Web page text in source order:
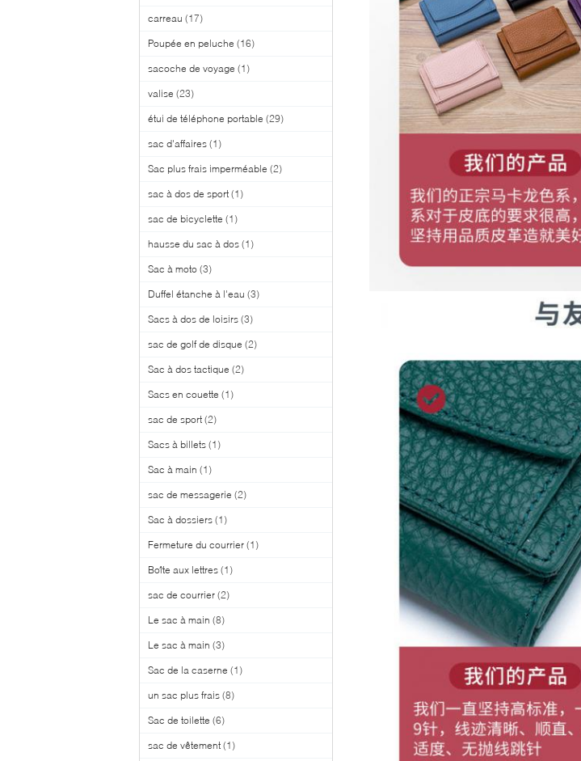
carreau (17)
Poupée en peluche (16)
sacoche de voyage (1)
valise (23)
étui de téléphone portable (29)
sac d'affaires (1)
Sac plus frais imperméable (2)
sac à dos de sport (1)
sac de bicyclette (1)
hausse du sac à dos (1)
Sac à moto (3)
Duffel étanche à l'eau (3)
Sacs à dos de loisirs (3)
sac de golf de disque (2)
Sac à dos tactique (2)
Sacs en couette (1)
sac de sport (2)
Sacs à billets (1)
Sac à main (1)
sac de messagerie (2)
Sac à dossiers (1)
Fermeture du courrier (1)
Boîte aux lettres (1)
sac de courrier (2)
Le sac à main (8)
Le sac à main (3)
Sac de la caserne (1)
un sac plus frais (8)
Sac de toilette (6)
sac de vêtement (1)